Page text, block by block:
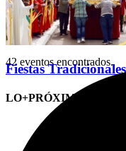
Fiestas
LO+PRÓXIMO (CITAS)
42 eventos encontrados.